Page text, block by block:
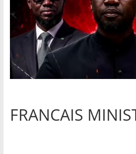
FRANCAIS